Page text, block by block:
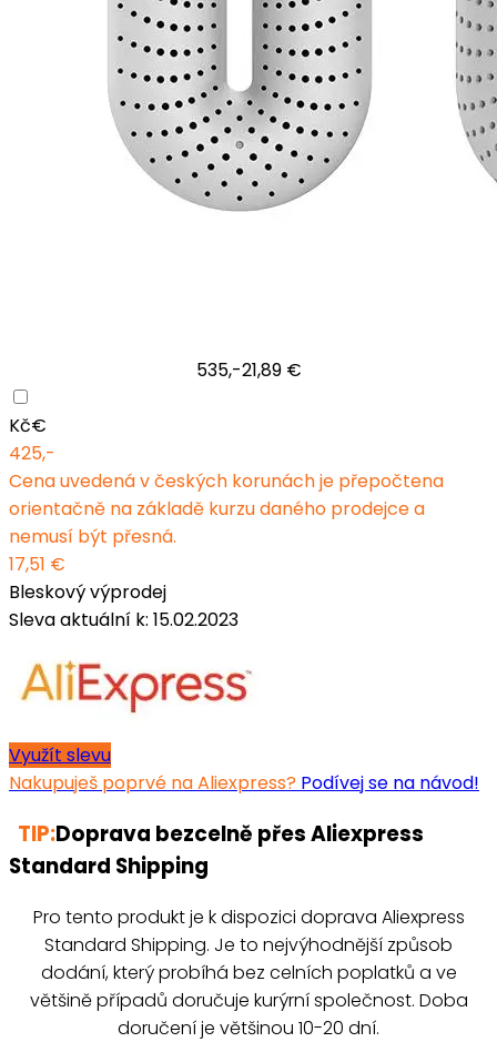
535,-21,89 €
Kč€
425,-
Cena uvedená v českých korunách je přepočtena
orientačně na základě kurzu daného prodejce a
nemusí být přesná.
17,51 €
Bleskový výprodej
Sleva aktuální k: 15.02.2023
Využít slevu
Nakupuješ poprvé na Aliexpress? Podívej se na návod!
TIP:Doprava bezcelně přes Aliexpress
Standard Shipping
Pro tento produkt je k dispozici doprava Aliexpress
Standard Shipping. Je to nejvýhodnější způsob
dodání, který probíhá bez celních poplatků a ve
většině případů doručuje kurýrní společnost. Doba
doručení je většinou 10-20 dní.